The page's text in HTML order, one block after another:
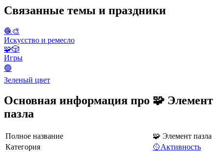
Связанные темы и праздники
🧶🎨
Искусство и ремесло
🧩🎲
Игры
🟢
Зеленый цвет
Основная информация про 🧩 Элемент
пазла
Полное название
🧩 Элемент пазла
Категория
🥎Активность